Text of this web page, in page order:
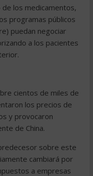
los medicamentos,
programas públicos
puedan negociar
a los pacientes
cientos de miles de
los precios de
y provocaron
de China.
sobre este
cambiará por
a empresas